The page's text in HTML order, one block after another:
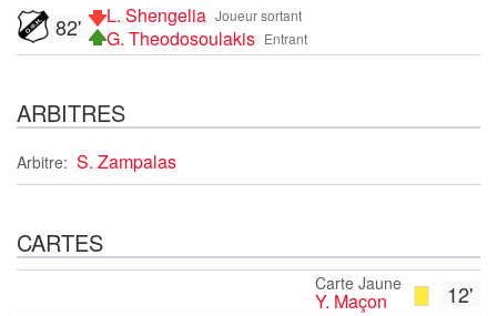
Joueur sortant
L. Shengelia
Entrant
G. Theodosoulakis
82'
ARBITRES
Arbitre: S. Zampalas
CARTES
12'
Carte Jaune
Y. Maçon